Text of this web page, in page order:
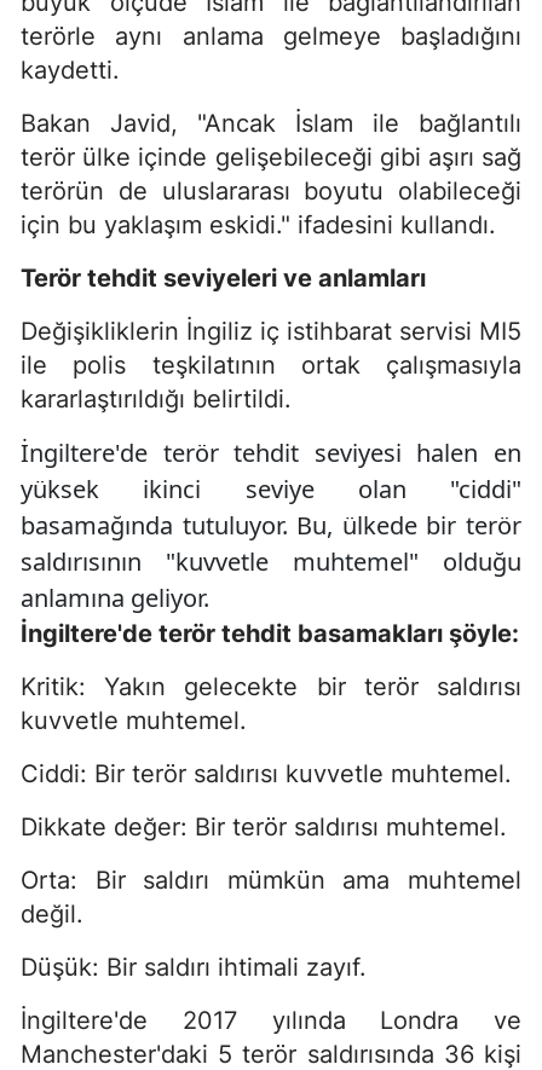
terörle aynı anlama gelmeye başladığını
kaydetti.
Bakan Javid, "Ancak İslam ile bağlantılı
terör ülke içinde gelişebileceği gibi aşırı sağ
terörün de uluslararası boyutu olabileceği
için bu yaklaşım eskidi." ifadesini kullandı.
Terör tehdit seviyeleri ve anlamları
Değişikliklerin İngiliz iç istihbarat servisi MI5
ile polis teşkilatının ortak çalışmasıyla
kararlaştırıldığı belirtildi.
İngiltere'de terör tehdit seviyesi halen en
yüksek ikinci seviye olan "ciddi"
basamağında tutuluyor. Bu, ülkede bir terör
saldırısının "kuvvetle muhtemel" olduğu
anlamına geliyor.
İngiltere'de terör tehdit basamakları şöyle:
Kritik: Yakın gelecekte bir terör saldırısı
kuvvetle muhtemel.
Ciddi: Bir terör saldırısı kuvvetle muhtemel.
Dikkate değer: Bir terör saldırısı muhtemel.
Orta: Bir saldırı mümkün ama muhtemel
değil.
Düşük: Bir saldırı ihtimali zayıf.
İngiltere'de 2017 yılında Londra ve
Manchester'daki 5 terör saldırısında 36 kişi